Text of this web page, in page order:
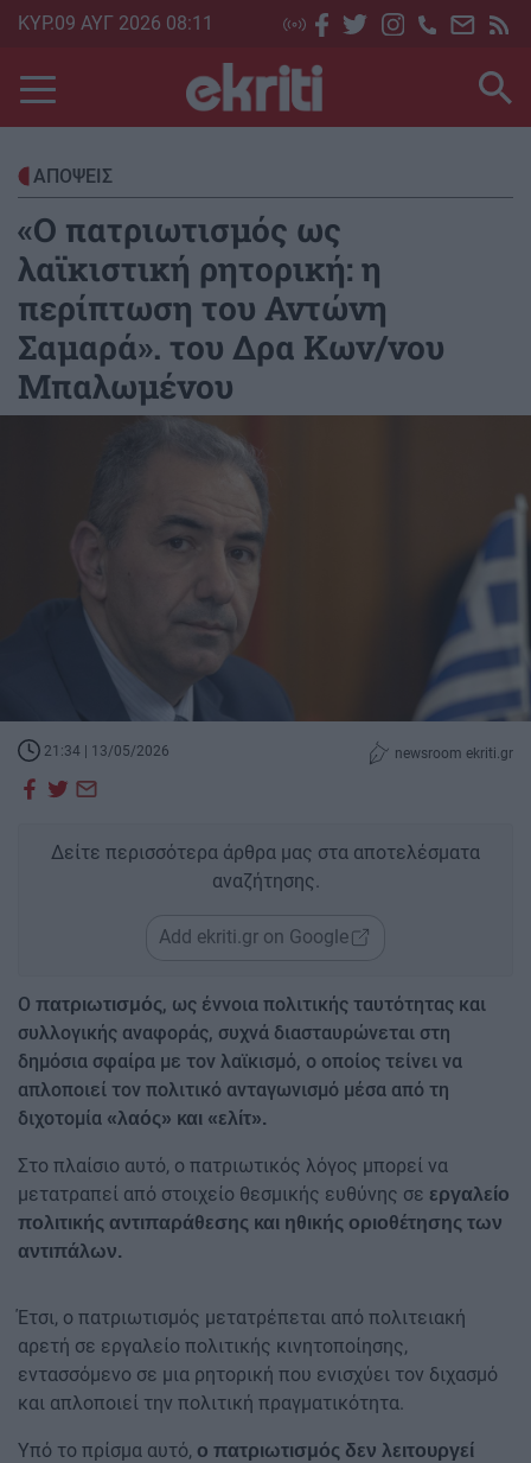
Skip
main
content
ΚΥΡ.09 ΑΥΓ 2026 08:11
ΑΠΟΨΕΙΣ
«Ο πατριωτισμός ως
λαϊκιστική ρητορική: η
περίπτωση του Αντώνη
Σαμαρά». του Δρα Κων/νου
Μπαλωμένου
21:34 | 13/05/2026 newsroom ekriti.gr
Δείτε περισσότερα άρθρα μας στα αποτελέσματα
αναζήτησης.
Add ekriti.gr on Google
Ο πατριωτισμός, ως έννοια πολιτικής ταυτότητας και
συλλογικής αναφοράς, συχνά διασταυρώνεται στη
δημόσια σφαίρα με τον λαϊκισμό, ο οποίος τείνει να
απλοποιεί τον πολιτικό ανταγωνισμό μέσα από τη
διχοτομία «λαός» και «ελίτ».
Στο πλαίσιο αυτό, ο πατριωτικός λόγος μπορεί να
μετατραπεί από στοιχείο θεσμικής ευθύνης σε εργαλείο
πολιτικής αντιπαράθεσης και ηθικής οριοθέτησης των
αντιπάλων.
Έτσι, ο πατριωτισμός μετατρέπεται από πολιτειακή
αρετή σε εργαλείο πολιτικής κινητοποίησης,
εντασσόμενο σε μια ρητορική που ενισχύει τον διχασμό
και απλοποιεί την πολιτική πραγματικότητα.
Υπό το πρίσμα αυτό, ο πατριωτισμός δεν λειτουργεί